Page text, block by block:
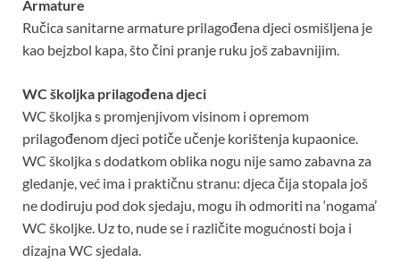
Armature
Ručica sanitarne armature prilagođena djeci osmišljena je
kao bejzbol kapa, što čini pranje ruku još zabavnijim.
WC školjka prilagođena djeci
WC školjka s promjenjivom visinom i opremom
prilagođenom djeci potiče učenje korištenja kupaonice.
WC školjka s dodatkom oblika nogu nije samo zabavna za
gledanje, već ima i praktičnu stranu: djeca čija stopala još
ne dodiruju pod dok sjedaju, mogu ih odmoriti na ‘nogama’
WC školjke. Uz to, nude se i različite mogućnosti boja i
dizajna WC sjedala.